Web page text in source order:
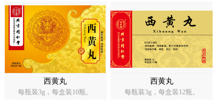
西黄丸
每瓶装3g，每盒装10瓶。
西黄丸
每瓶装3g，每盒装12瓶。